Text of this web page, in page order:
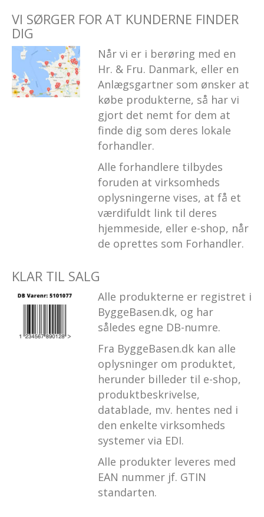
VI SØRGER FOR AT KUNDERNE FINDER
DIG
Når vi er i berøring med en
Hr. & Fru. Danmark, eller en
Anlægsgartner som ønsker at
købe produkterne, så har vi
gjort det nemt for dem at
finde dig som deres lokale
forhandler.
Alle forhandlere tilbydes
foruden at virksomheds
oplysningerne vises, at få et
værdifuldt link til deres
hjemmeside, eller e-shop, når
de oprettes som Forhandler.
KLAR TIL SALG
Alle produkterne er registret i
ByggeBasen.dk, og har
således egne DB-numre.
Fra ByggeBasen.dk kan alle
oplysninger om produktet,
herunder billeder til e-shop,
produktbeskrivelse,
datablade, mv. hentes ned i
den enkelte virksomheds
systemer via EDI.
Alle produkter leveres med
EAN nummer jf. GTIN
standarten.